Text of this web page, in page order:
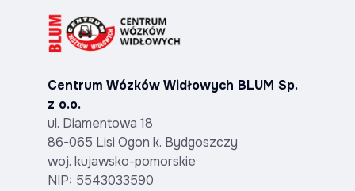
Centrum Wózków Widłowych BLUM Sp.
z o.o.
ul. Diamentowa 18
86-065 Lisi Ogon k. Bydgoszczy
woj. kujawsko-pomorskie
NIP: 5543033590